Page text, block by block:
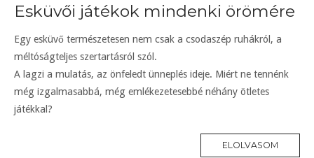
Esküvői játékok mindenki örömére
Egy esküvő természetesen nem csak a csodaszép ruhákról, a
méltóságteljes szertartásról szól.
A lagzi a mulatás, az önfeledt ünneplés ideje. Miért ne tennénk
még izgalmasabbá, még emlékezetesebbé néhány ötletes
játékkal?
ELOLVASOM